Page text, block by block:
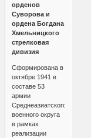
орденов
Суворова и
ордена Богдана
Хмельницкого
стрелковая
дивизия
Сформирована в
октябре 1941 в
составе 53
армии
Среднеазиатского
военного округа
в рамках
реализации